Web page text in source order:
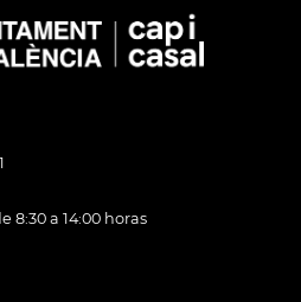
8:30 a 14:00 horas